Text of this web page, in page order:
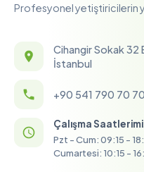
Profesyonel yetiştiricilerin
Cihangir Sokak
İstanbul
+90 541 790 70 70
Çalışma
Pzt - Cum: 09:15 -
Cumartesi: 10:15 -